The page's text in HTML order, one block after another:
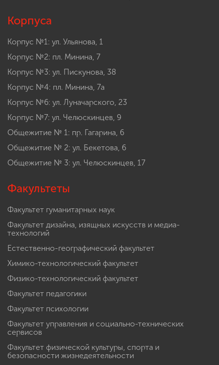
Корпуса
Корпус №1: ул. Ульянова, 1
Корпус №2: пл. Минина, 7
Корпус №3: ул. Пискунова, 38
Корпус №4: пл. Минина, 7а
Корпус №6: ул. Луначарского, 23
Корпус №7: ул. Челюскинцев, 9
Общежитие № 1: пр. Гагарина, 6
Общежитие № 2: ул. Бекетова, 6
Общежитие № 3: ул. Челюскинцев, 17
Факультеты
Факультет гуманитарных наук
Факультет дизайна, изящных искусств и медиа-
технологий
Естественно-географический факультет
Химико-технологический факультет
Физико-технологический факультет
Факультет педагогики
Факультет психологии
Факультет управления и социально-технических
сервисов
Факультет физической культуры, спорта и
безопасности жизнедеятельности